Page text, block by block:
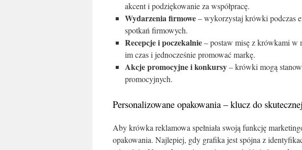
akcent i podziękowanie za współpracę.
Wydarzenia firmowe– wykorzystaj krówki podczas
spotkań firmowych.
Recepcje i poczekalnie– postaw misę z krówkami
im czas i jednocześnie promować markę.
Akcje promocyjne i konkursy– krówki mogą
promocyjnych.
Personalizowane opakowania – klucz do
Aby krówka reklamowa spełniała swoją funkcję
opakowania. Najlepiej, gdy grafika jest spójna z